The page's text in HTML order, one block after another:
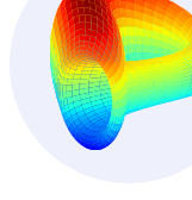
Ethereum
ETH